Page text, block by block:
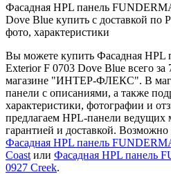
Фасадная HPL панель
Dove Blue купить с доставкой по
фото, характеристики
Вы можете купить Фасадная
Exterior F 0703 Dove Blue всего за
магазине "ИНТЕР-ФЛЕКС". В
панели с описаниями, а также
характеристики, фотографии и
предлагаем HPL-панели ведущих
гарантией и доставкой. Возможно
Фасадная HPL панель
Coast или Фасадная HPL панель
0927 Creek.